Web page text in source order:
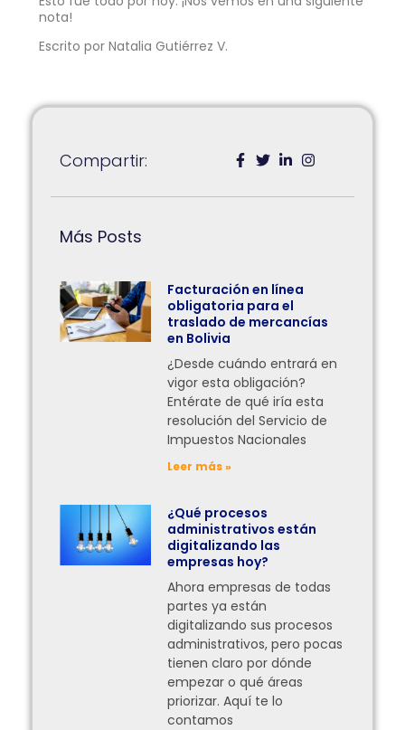
nota!
Escrito por Natalia Gutiérrez V.
Compartir:
Más Posts
Facturación en línea
obligatoria para el
traslado de mercancías
en Bolivia
¿Desde cuándo entrará en
vigor esta obligación?
Entérate de qué iría esta
resolución del Servicio de
Impuestos Nacionales
Leer más »
¿Qué procesos
administrativos están
digitalizando las
empresas hoy?
Ahora empresas de todas
partes ya están
digitalizando sus procesos
administrativos, pero pocas
tienen claro por dónde
empezar o qué áreas
priorizar. Aquí te lo
contamos